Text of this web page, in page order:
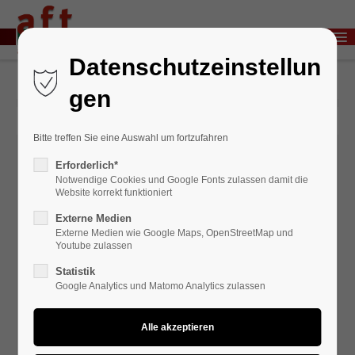
Benutzername
Passwort
Anmelden
Register
Support
Lorem ipsum dolor sit amet:
Datenschutzeinstellun
gen
Bitte treffen Sie eine Auswahl um fortzufahren
Erforderlich*
Notwendige Cookies und Google Fonts zulassen damit die
Website korrekt funktioniert
Externe Medien
Externe Medien wie Google Maps, OpenStreetMap und
Youtube zulassen
Statistik
Google Analytics und Matomo Analytics zulassen